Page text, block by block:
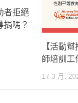
者拒絕
捐嗎？
【活動
師培訓工
17 3 月,